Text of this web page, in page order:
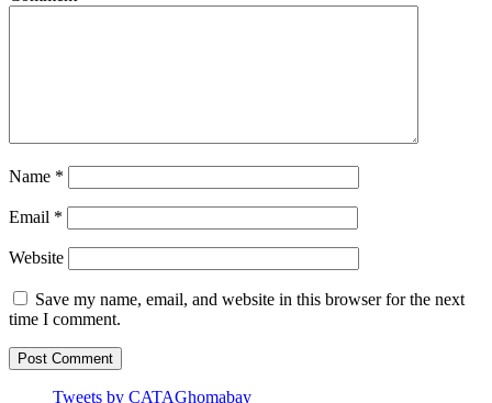
Name *
Email *
Website
Save my name, email, and website in this browser for the next
time I comment.
Tweets by CATAGhomabay